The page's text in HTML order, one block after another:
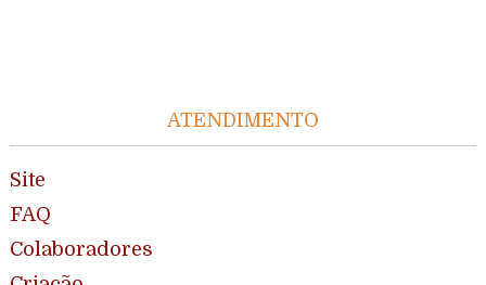
ATENDIMENTO
Site
FAQ
Colaboradores